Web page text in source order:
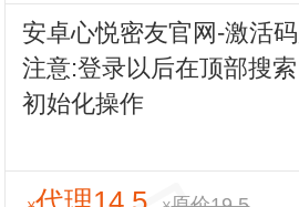
安卓心悦密友官网-激活
注意:登录以后在顶部搜
初始化操作